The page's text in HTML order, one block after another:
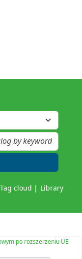
Tag cloud Library
po rozszerzeniu UE